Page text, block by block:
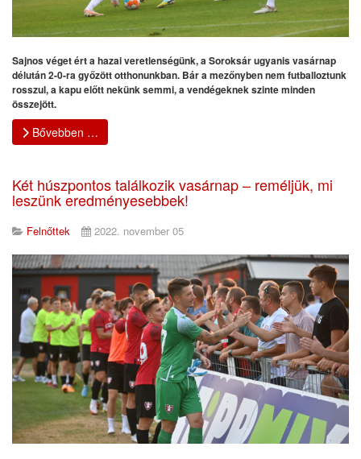
Sajnos véget ért a hazai veretlenségünk, a Soroksár ugyanis vasárnap
délután 2-0-ra győzött otthonunkban. Bár a mezőnyben nem futballoztunk
rosszul, a kapu előtt nekünk semmi, a vendégeknek szinte minden
összejött.
Bővebben …
Két húszpontos találkozik vasárnap – reméljük, mi
leszünk eredményesebbek!
Felnőttek 2022. november 05